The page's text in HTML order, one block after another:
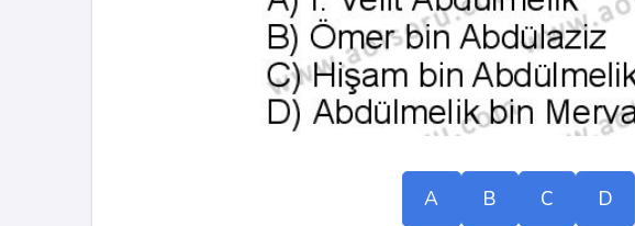
A B C D